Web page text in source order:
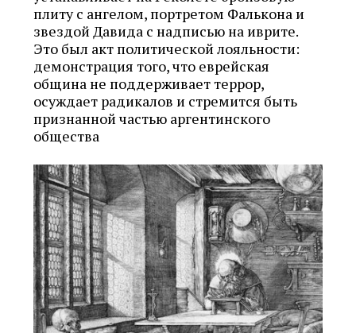
плиту с ангелом, портретом Фалькона и
звездой Давида с надписью на иврите.
Это был акт политической лояльности:
демонстрация того, что еврейская
община не поддерживает террор,
осуждает радикалов и стремится быть
признанной частью аргентинского
общества